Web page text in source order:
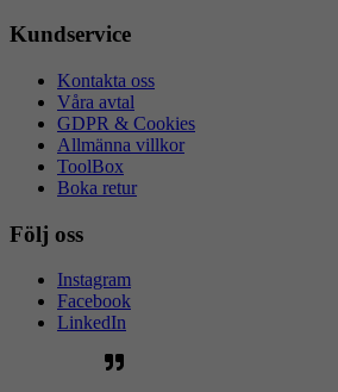
Kundservice
Kontakta oss
Våra avtal
GDPR & Cookies
Allmänna villkor
ToolBox
Boka retur
Följ oss
Instagram
Facebook
LinkedIn